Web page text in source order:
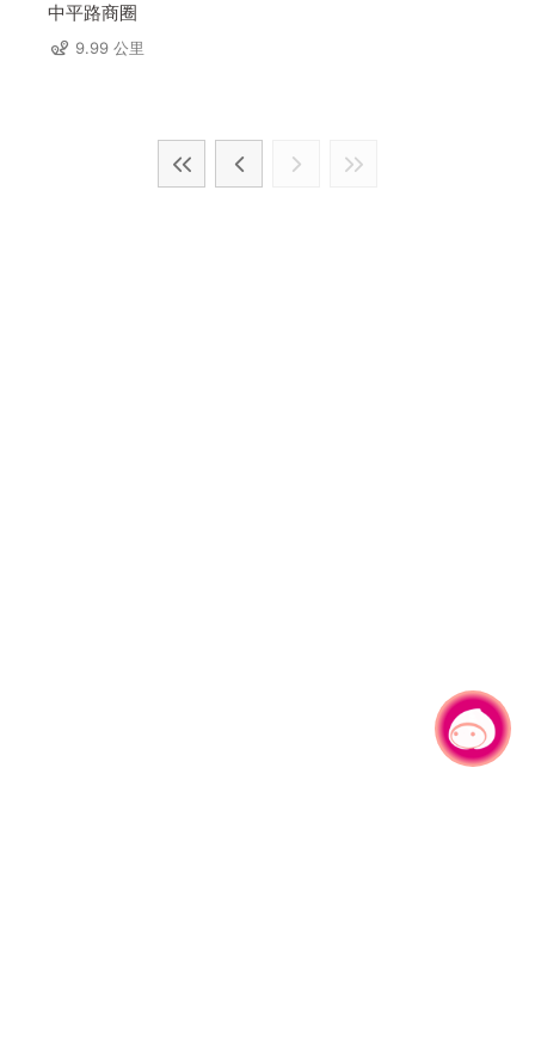
中平路商圈
9.99 公里